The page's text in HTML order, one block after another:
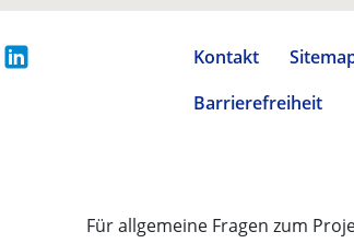
Kontakt
Barrierefreiheit
Für allgemeine Fragen zum